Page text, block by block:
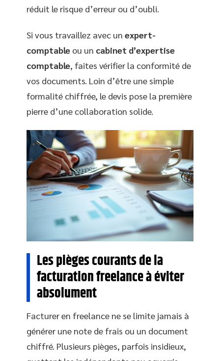
réduit le risque d’erreur ou d’oubli.
Si vous travaillez avec un expert-
comptable ou un cabinet d’expertise
comptable, faites vérifier la conformité de
vos documents. Loin d’être une simple
formalité chiffrée, le devis pose la première
pierre d’une collaboration solide.
Les pièges courants de la
facturation freelance à éviter
absolument
Facturer en freelance ne se limite jamais à
générer une note de frais ou un document
chiffré. Plusieurs pièges, parfois insidieux,